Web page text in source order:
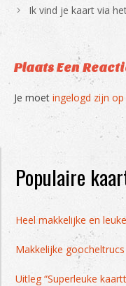
Ik vind je kaart via
Plaats Een
Je moet ingelogd zijn op
Populaire
Heel makkelijke en
Makkelijke
Uitleg “Superleuke